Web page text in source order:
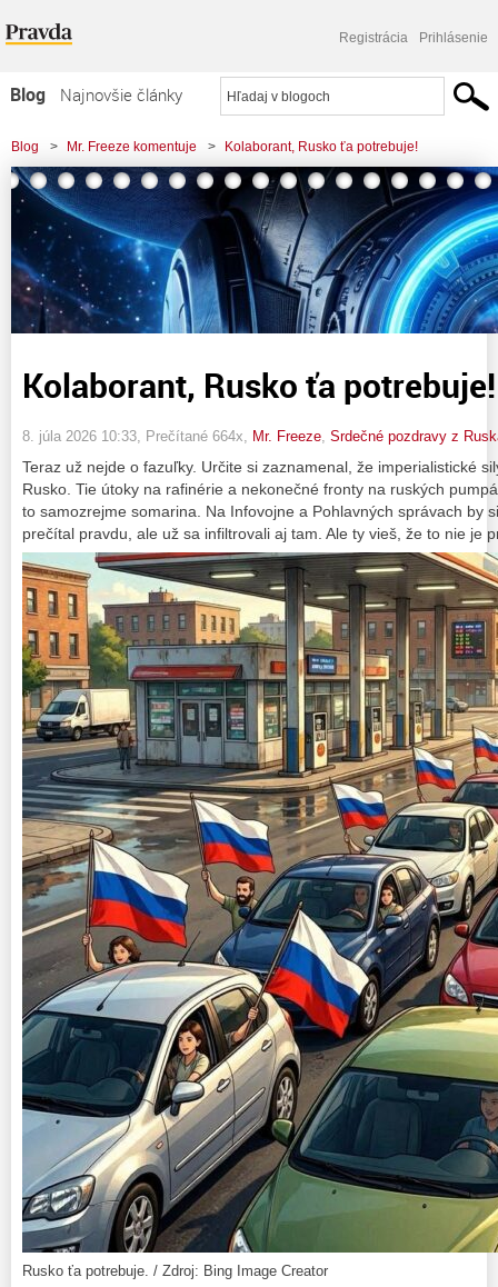
Registrácia Prihlásenie
Blog
Najnovšie články
Najčítanejšie články
Najkomentovanejšie články
Zoznam blogov
Komerčné blogy
Blog > Mr. Freeze komentuje > Kolaborant, Rusko ťa potrebuje!
Kolaborant, Rusko ťa potrebuje!
8. júla 2026 10:33 , Prečítané 664x, Mr. Freeze Srdečné pozdravy z
Teraz už nejde o fazuľky. Určite si zaznamenal, že imperialistické
Rusko. Tie útoky na rafinérie a nekonečné fronty na ruských
to samozrejme somarina. Na Infovojne a Pohlavných správach by
prečítal pravdu, ale už sa infiltrovali aj tam. Ale ty vieš, že to nie je
Rusko ťa potrebuje. / Zdroj: Bing Image Creator